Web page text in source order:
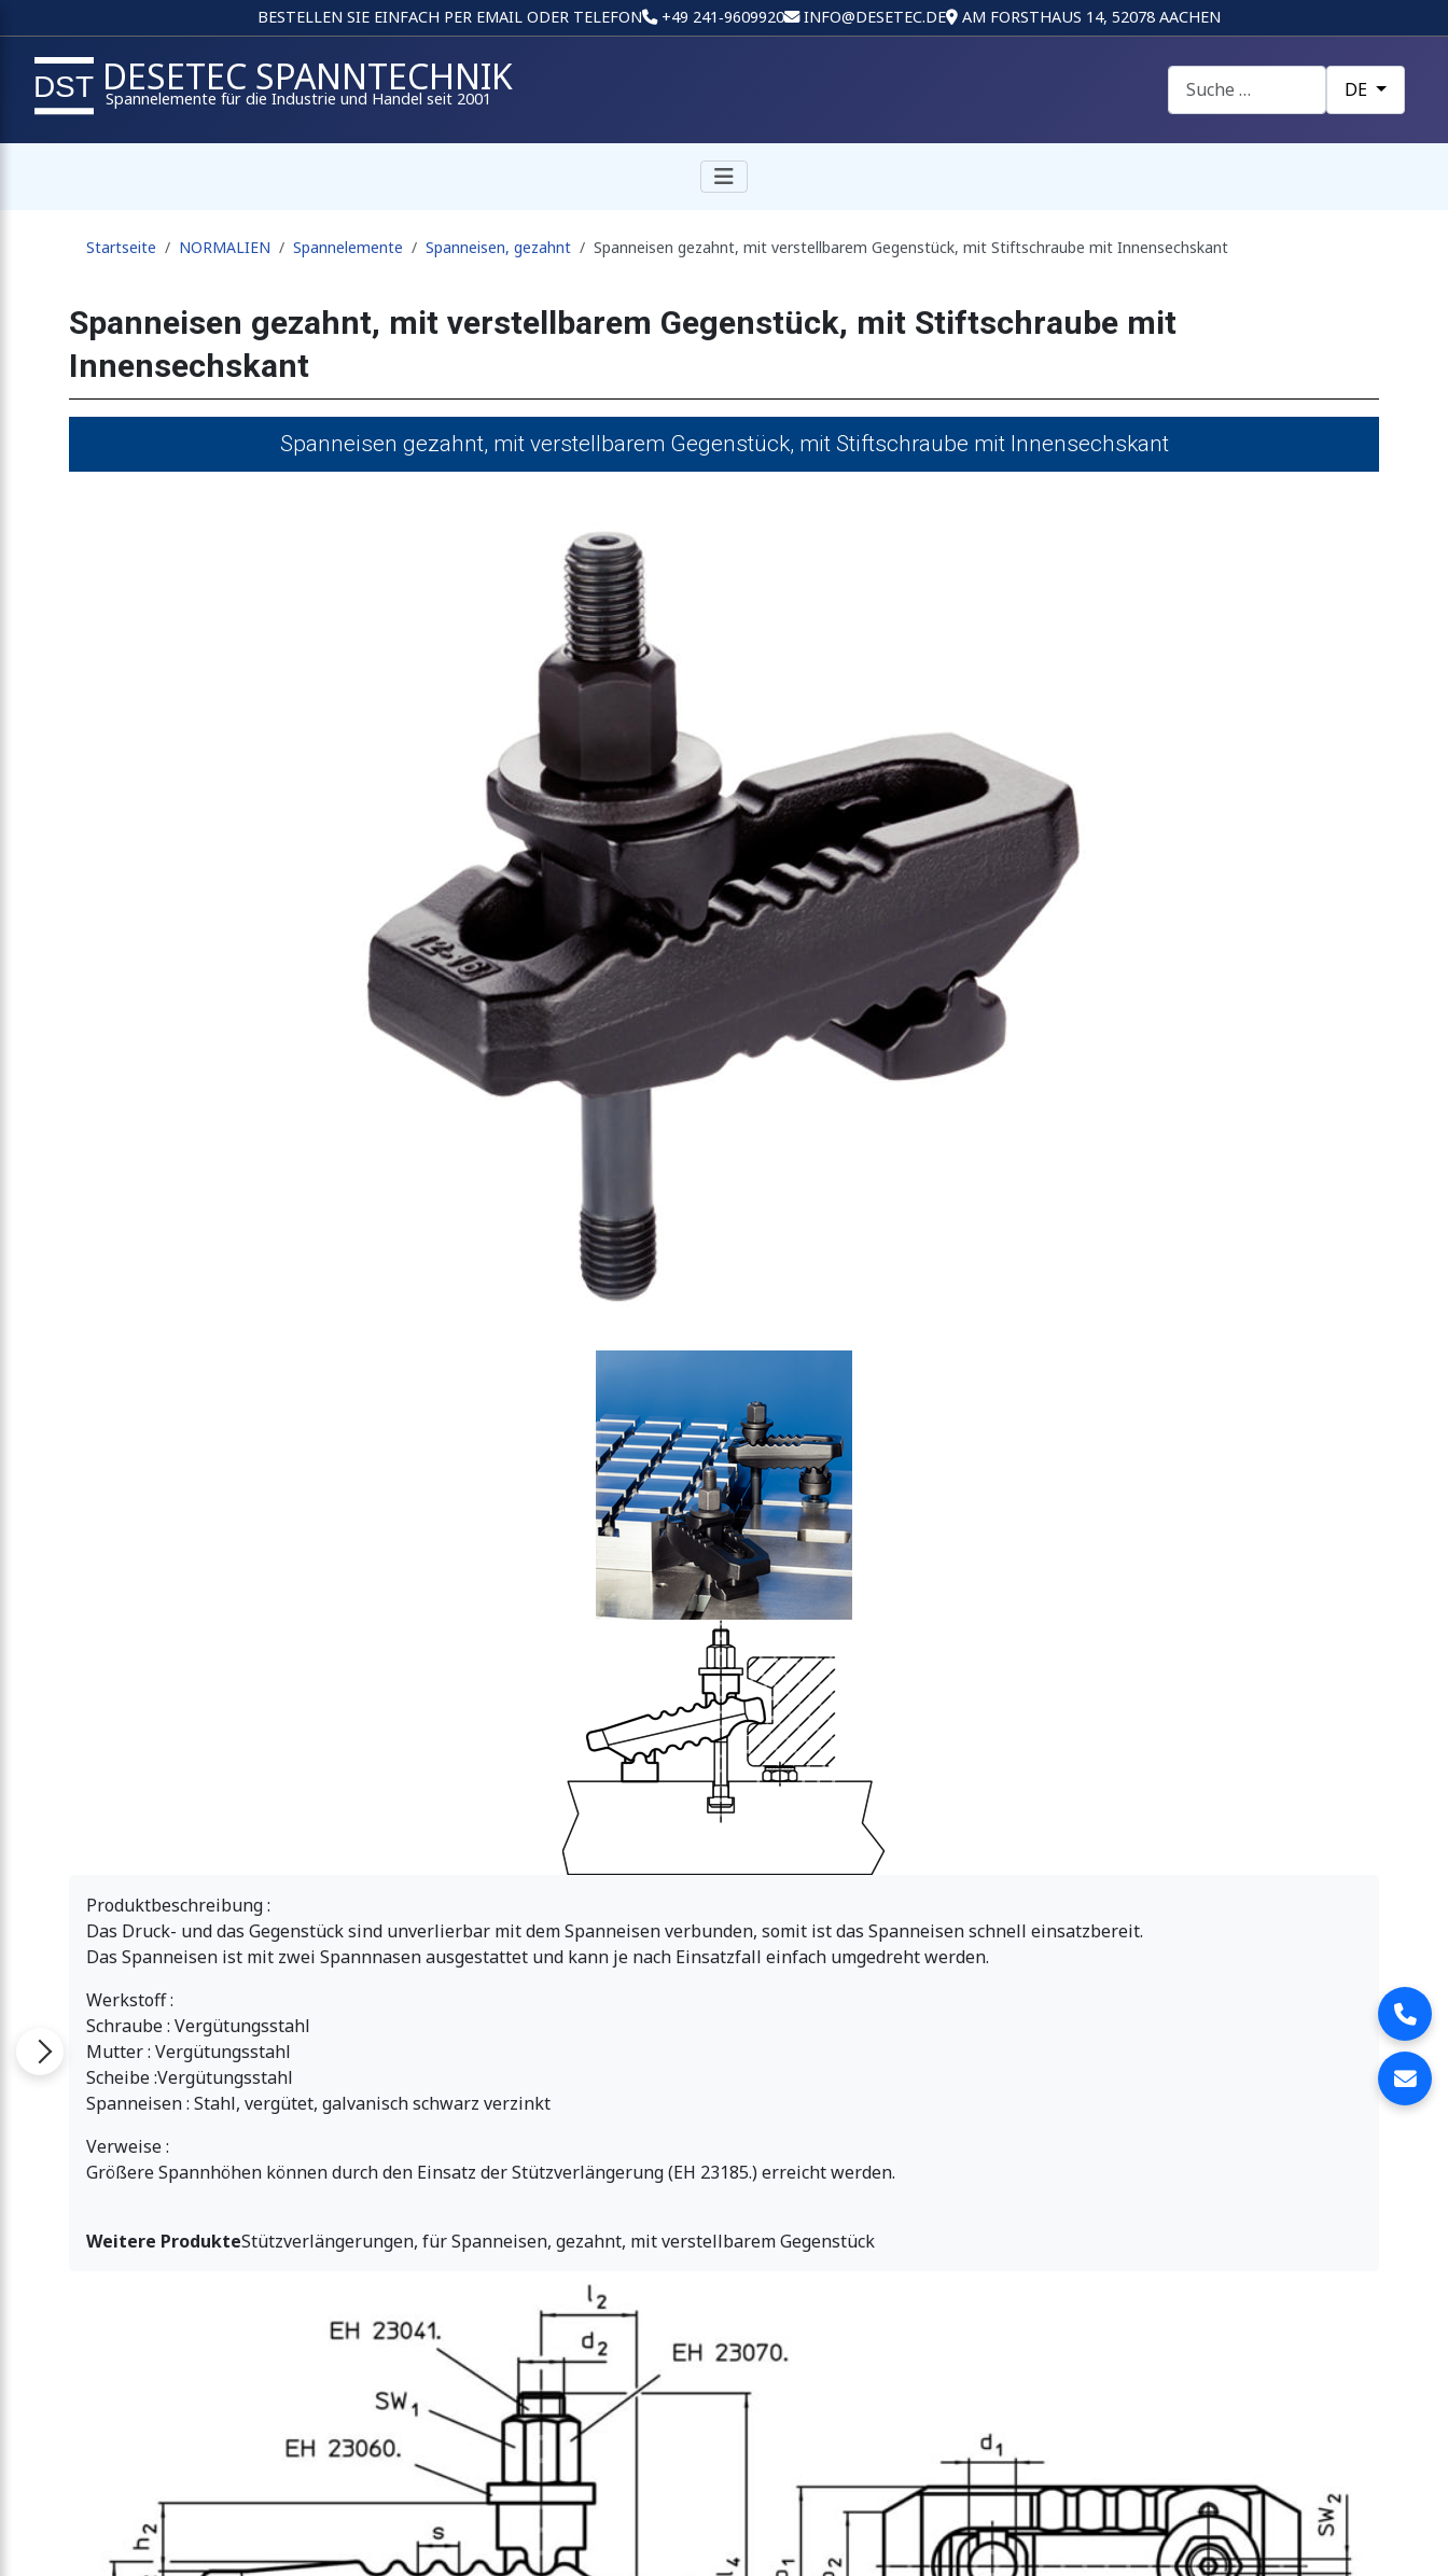
BESTELLEN SIE EINFACH PER EMAIL ODER TELEFON +49 241‑9609920 INFO@DESETEC.DE AM FORSTHAUS 14, 52078 AACHEN
DESETEC SPANNTECHNIK
Spannelemente für die Industrie und Handel seit 2001
Suchen Sprache
DE
Startseite NORMALIEN Spannelemente Spanneisen, gezahnt Spanneisen gezahnt, mit verstellbarem Gegenstück, mit Stiftschraube mit Innensechskant
Spanneisen gezahnt, mit verstellbarem Gegenstück, mit Stiftschraube mit
Innensechskant
Spanneisen gezahnt, mit verstellbarem Gegenstück, mit Stiftschraube mit Innensechskant
Produktbeschreibung :
Das Druck- und das Gegenstück sind unverlierbar mit dem Spanneisen verbunden, somit ist das Spanneisen schnell einsatzbereit.
Das Spanneisen ist mit zwei Spannnasen ausgestattet und kann je nach Einsatzfall einfach umgedreht werden.
Werkstoff :
Schraube : Vergütungsstahl
Mutter : Vergütungsstahl
Scheibe :Vergütungsstahl
Spanneisen : Stahl, vergütet, galvanisch schwarz verzinkt
Verweise :
Größere Spannhöhen können durch den Einsatz der Stützverlängerung (EH 23185.) erreicht werden.
Weitere ProdukteStützverlängerungen, für Spanneisen, gezahnt, mit verstellbarem Gegenstück